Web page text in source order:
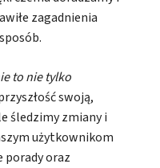
zagadnienia
to nie tylko
swoją,
śledzimy zmiany i
użytkownikom
oraz